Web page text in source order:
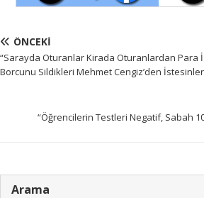
ÖNCEKI
“Sarayda Oturanlar Kirada Oturanlardan Para
Borcunu Sildikleri Mehmet Cengiz’den
“Öğrencilerin Testleri Negatif, Sabah
Arama